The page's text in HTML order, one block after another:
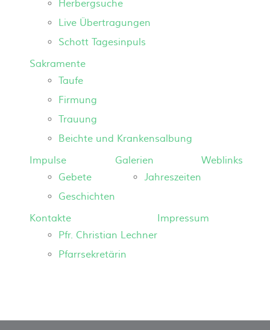
Herbergsuche
Live Übertragungen
Schott Tagesinpuls
Sakramente
Taufe
Firmung
Trauung
Beichte und Krankensalbung
Impulse
Gebete
Geschichten
Galerien
Jahreszeiten
Weblinks
Kontakte
Pfr. Christian Lechner
Pfarrsekretärin
Impressum